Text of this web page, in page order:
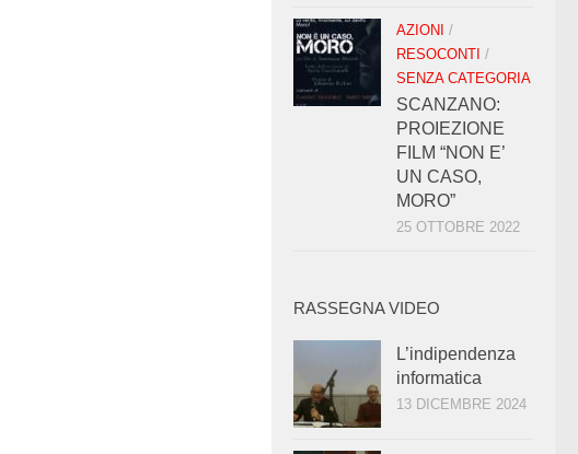
AZIONI /
RESOCONTI /
SENZA CATEGORIA
SCANZANO:
PROIEZIONE
FILM “NON E’
UN CASO,
MORO”
25 OTTOBRE 2022
RASSEGNA VIDEO
L’indipendenza
informatica
13 DICEMBRE 2024